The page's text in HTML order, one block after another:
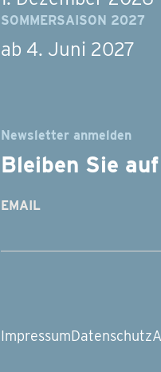
SOMMERSAISON 2027
ab 4. Juni 2027
Newsletter anmelden
Bleiben Sie
EMAIL
ImpressumDatenschutz